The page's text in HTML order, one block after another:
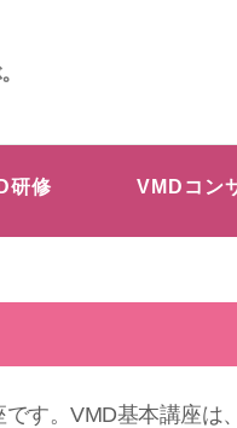
研修 VMDコン
す。VMD基本講座は